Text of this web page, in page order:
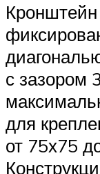
с зазором
для
от 75х75